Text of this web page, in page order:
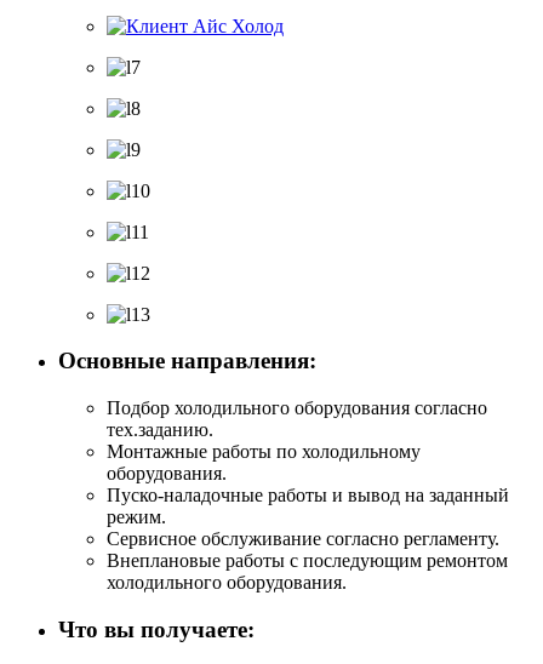
Основные направления:
Подбор холодильного оборудования согласно
тех.заданию.
Монтажные работы по холодильному
оборудования.
Пуско-наладочные работы и вывод на заданный
режим.
Сервисное обслуживание согласно регламенту.
Внеплановые работы с последующим ремонтом
холодильного оборудования.
Что вы получаете: